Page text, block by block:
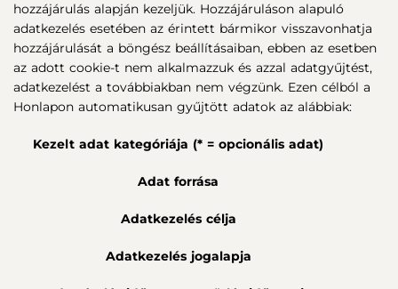
hozzájárulás alapján kezeljük. Hozzájáruláson alapuló
adatkezelés esetében az érintett bármikor visszavonhatja
hozzájárulását a böngész beállításaiban, ebben az esetben
az adott cookie-t nem alkalmazzuk és azzal adatgyűjtést,
adatkezelést a továbbiakban nem végzünk. Ezen célból a
Honlapon automatikusan gyűjtött adatok az alábbiak:
Kezelt adat kategóriája (* = opcionális adat)
Adat forrása
Adatkezelés célja
Adatkezelés jogalapja